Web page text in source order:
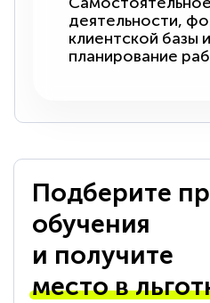
деятельности,
клиентской базы
планирование
Подберите
обучения
и получите
место в